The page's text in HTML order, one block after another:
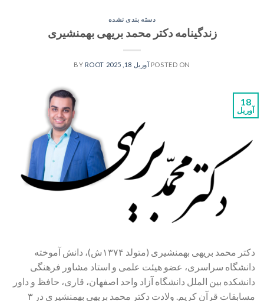
دسته بندی نشده
زندگینامه دکتر محمد بریهی بهمنشیری
POSTED ON آوریل 18, 2025 ROOT
18
آوریل
دکتر محمد بریهی بهمنشیری (متولد ۱۳۷۴ش)، دانش آموخته
دانشگاه سراسری، عضو هیئت‌ علمی و استاد مشاور فرهنگی
دانشکده بین الملل دانشگاه آزاد واحد اصفهان، قاری، حافظ و داور
مسابقات قرآن کریم. ولادت دکتر محمد بریهی بهمنشیری در ۳